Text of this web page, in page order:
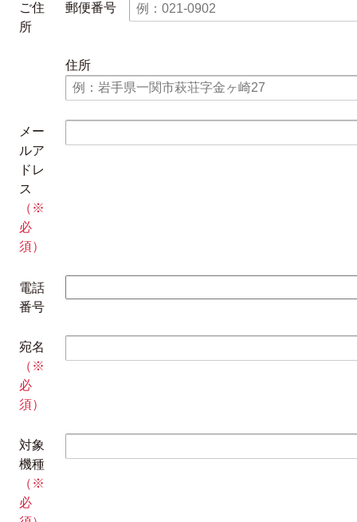
ご住
所
郵便番号
住所
メー
ルア
ドレ
ス
（※
必
須）
電話
番号
宛名
（※
必
須）
対象
機種
（※
必